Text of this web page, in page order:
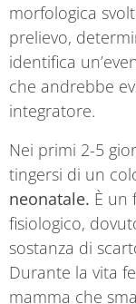
morfologica
prelievo,
identifica
che andrebbe
integratore.
Nei primi 2-5
tingersi di un
neonatale. È un
fisiologico,
sostanza di
Durante la vita
mamma che